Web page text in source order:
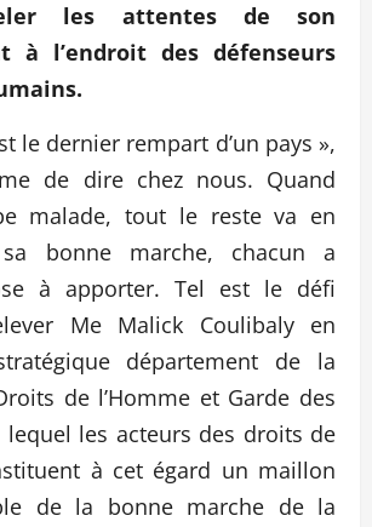
les attentes de son
à l’endroit des défenseurs
le dernier rempart d’un pays »,
de dire chez nous. Quand
malade, tout le reste va en
bonne marche, chacun a
à apporter. Tel est le défi
Me Malick Coulibaly en
département de la
de l’Homme et Garde des
lequel les acteurs des droits de
à cet égard un maillon
de la bonne marche de la